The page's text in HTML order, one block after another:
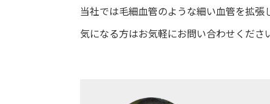
当社では毛細血管のような細い血管を拡張
気になる方はお気軽にお問い合わせくださ